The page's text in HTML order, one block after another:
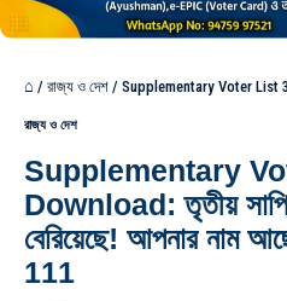
⌂ / রাজ্য ও দেশ / Supplementary Voter List 3 PDF Download: তৃতীয়
রাজ্য ও দেশ
Supplementary
Download: তৃতীয়
বেরিয়েছে! আপনার নাম
111